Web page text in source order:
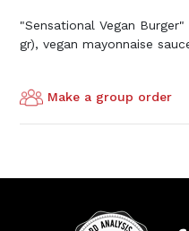
"Sensational Vegan
gr), vegan mayonnaise
Make a group order